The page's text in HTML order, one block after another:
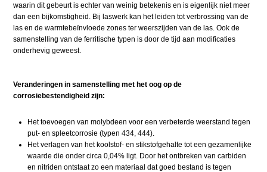
waarin dit gebeurt is echter van weinig betekenis en is eigenlijk niet meer
dan een bijkomstigheid. Bij laswerk kan het leiden tot verbrossing van de
las en de warmtebeïnvloede zones ter weerszijden van de las. Ook de
samenstelling van de ferritische typen is door de tijd aan modificaties
onderhevig geweest.
Veranderingen in samenstelling met het oog op de
corrosiebestendigheid zijn:
Het toevoegen van molybdeen voor een verbeterde weerstand tegen
put- en spleetcorrosie (typen 434, 444).
Het verlagen van het koolstof- en stikstofgehalte tot een gezamenlijke
waarde die onder circa 0,04% ligt. Door het ontbreken van carbiden
en nitriden ontstaat zo een materiaal dat goed bestand is tegen